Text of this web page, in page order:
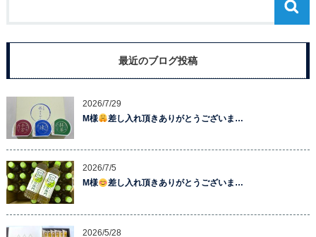
最近のブログ投稿
2026/7/29
M様
差し入れ頂きありがとうございま…
2026/7/5
M様
差し入れ頂きありがとうございま…
2026/5/28